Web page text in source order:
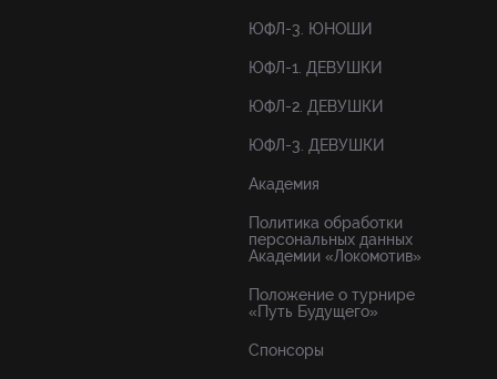
ЮФЛ-3. ЮНОШИ
ЮФЛ-1. ДЕВУШКИ
ЮФЛ-2. ДЕВУШКИ
ЮФЛ-3. ДЕВУШКИ
Академия
Политика обработки
персональных данных
Академии «Локомотив»
Положение о турнире
«Путь Будущего»
Спонсоры